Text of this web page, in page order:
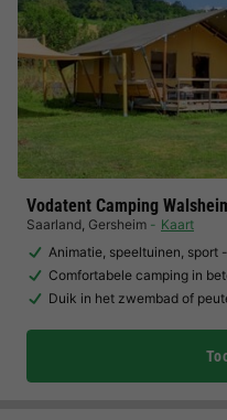
Vodatent Camping
Saarland, Gersheim
Kaart
Animatie, speeltuinen, sport
Comfortabele camping in
Duik in het zwembad of